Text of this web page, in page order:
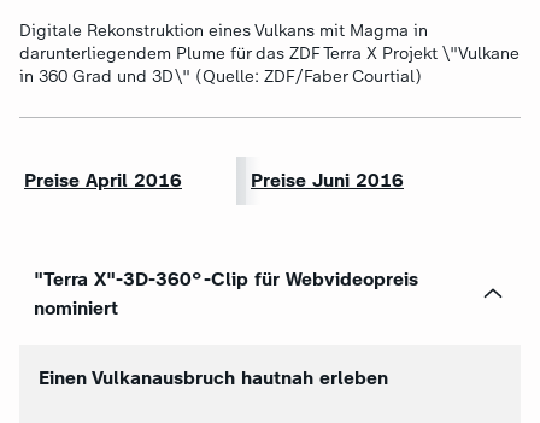
Digitale Rekonstruktion eines Vulkans mit Magma in
darunterliegendem Plume für das ZDF Terra X Projekt \"Vulkane
in 360 Grad und 3D\" (Quelle: ZDF/Faber Courtial)
Preise April 2016 Preise Juni 2016
"Terra X"-3D-360°-Clip für Webvideopreis
nominiert
Einen Vulkanausbruch hautnah erleben